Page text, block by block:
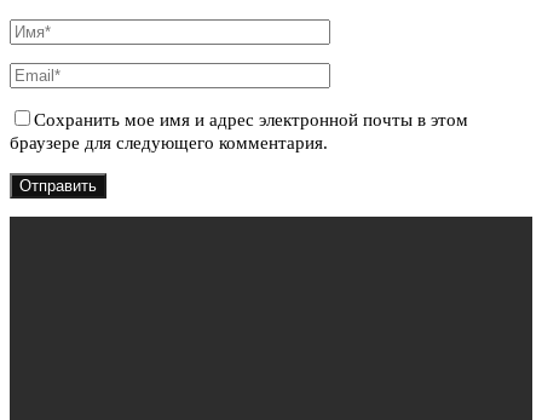
Сохранить мое имя и адрес электронной почты в этом
браузере для следующего комментария.